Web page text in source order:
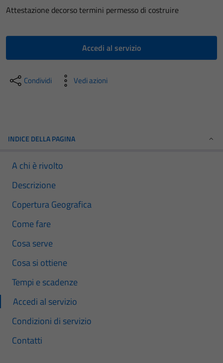
Attestazione decorso termini permesso di costruire
Accedi al servizio
Condividi Vedi azioni
INDICE DELLA PAGINA
A chi è rivolto
Descrizione
Copertura Geografica
Come fare
Cosa serve
Cosa si ottiene
Tempi e scadenze
Accedi al servizio
Condizioni di servizio
Contatti